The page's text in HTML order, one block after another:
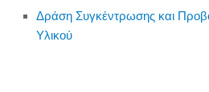
Δράση Συγκέντρωσης και
Υλικού